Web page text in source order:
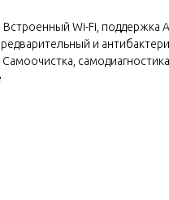
Встроенный Wi-Fi, поддержка
и